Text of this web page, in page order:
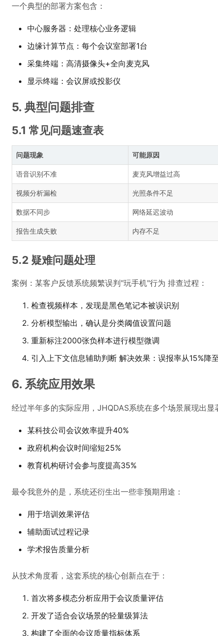
一个典型的部署方案包含：
中心服务器：处理核心业务逻辑
边缘计算节点：每个会议室部署1台
采集终端：高清摄像头+全向麦克风
显示终端：会议屏或投影仪
5. 典型问题排查
5.1 常见问题速查表
问题现象 可能原因
语音识别不准 麦克风增益过高
视频分析漏检 光照条件不足
数据不同步 网络延迟波动
报告生成失败 内存不足
5.2 疑难问题处理
案例：某客户反馈系统频繁误判"玩手机"行为 排查过程：
检查视频样本，发现是黑色笔记本被误识别
分析模型输出，确认是分类阈值设置问题
重新标注2000张负样本进行模型微调
引入上下文信息辅助判断 解决效果：误报率从15%降
6. 系统应用效果
经过半年多的实际应用，JHQDAS系统在多个场景展现出显
某科技公司会议效率提升40%
政府机构会议时间缩短25%
教育机构研讨会参与度提高35%
最令我意外的是，系统还衍生出一些非预期用途：
用于培训效果评估
辅助面试过程记录
学术报告质量分析
从技术角度看，这套系统的核心创新点在于：
首次将多模态分析应用于会议质量评估
开发了适合会议场景的轻量级算法
构建了全面的会议质量指标体系